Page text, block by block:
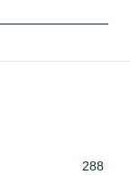
288